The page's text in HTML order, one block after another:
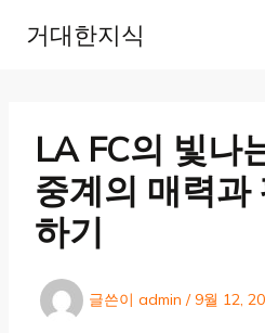
거대한지식
LA FC의 빛나
중계의 매력과
하기
글쓴이 admin / 9월 12,